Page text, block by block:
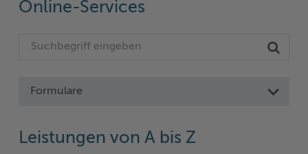
Online-Services
Formulare
Leistungen von A bis Z